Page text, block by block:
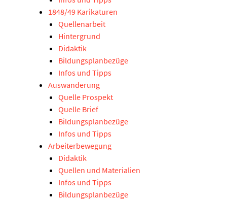
1848/49 Karikaturen
Quellenarbeit
Hintergrund
Didaktik
Bildungsplanbezüge
Infos und Tipps
Auswanderung
Quelle Prospekt
Quelle Brief
Bildungsplanbezüge
Infos und Tipps
Arbeiterbewegung
Didaktik
Quellen und Materialien
Infos und Tipps
Bildungsplanbezüge